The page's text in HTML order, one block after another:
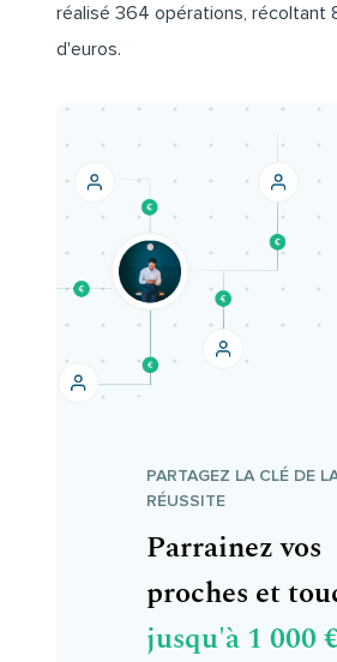
réalisé 364 opérations, récoltant
d'euros.
PARTAGEZ LA CLÉ DE
RÉUSSITE
Parrainez vos
proches et
jusqu'à 1 000 €